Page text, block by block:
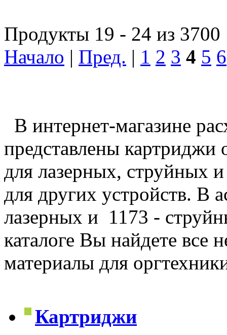
Продукты 19 - 24 из 3700
Начало | Пред. | 1 2 3 4 5 6
В интернет-магазине
представлены
для лазерных, струйных
для других устройств. В
лазерных и 1173 -
каталоге Вы найдете все
материалы для
Картриджи